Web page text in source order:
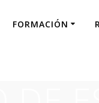
FORMACIÓN